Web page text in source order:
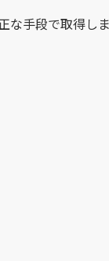
手段で取得し